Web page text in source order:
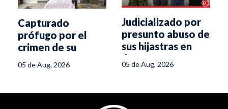
Capturado
prófugo por el
crimen de su
años en Melgar
05 de Aug, 2026
Judicializado por
presunto abuso de
sus hijastras en
Ibagué
05 de Aug, 2026